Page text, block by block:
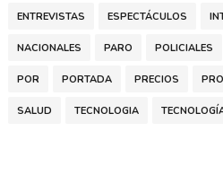
ENTREVISTAS ESPECTÁCULOS
NACIONALES PARO POLICIALES
POR PORTADA PRECIOS
SALUD TECNOLOGIA